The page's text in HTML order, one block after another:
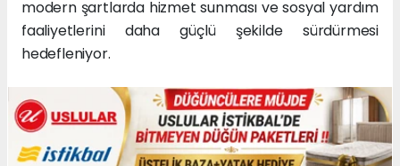
modern şartlarda hizmet sunması ve sosyal yardım
faaliyetlerini daha güçlü şekilde sürdürmesi
hedefleniyor.